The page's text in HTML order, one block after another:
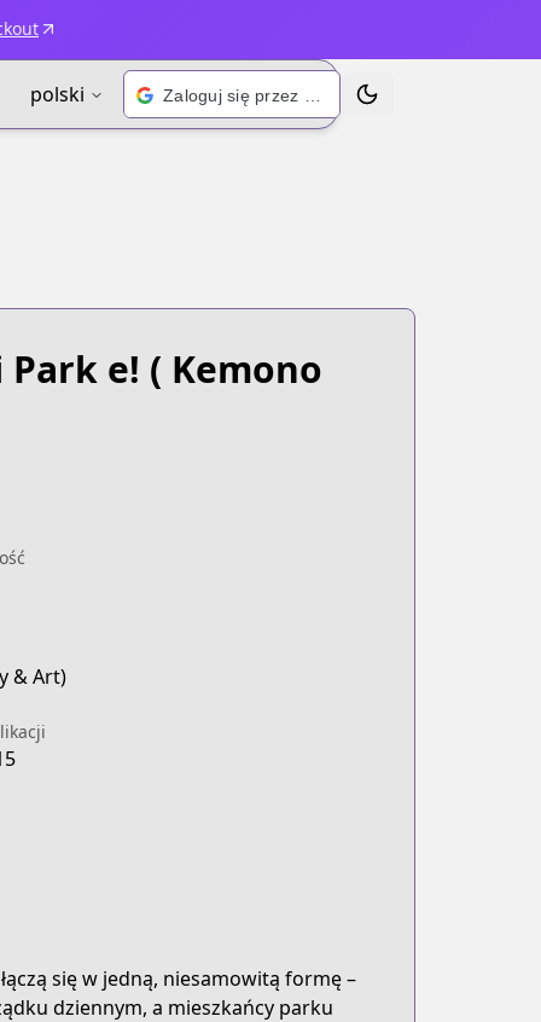
polski Przełącz motyw
Park e! ( Kemono
& Art)
się w jedną, niesamowitą formę –
dziennym, a mieszkańcy parku